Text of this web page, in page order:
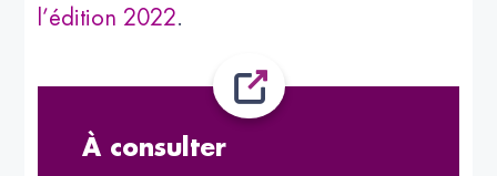
l’édition 2022.
À consulter